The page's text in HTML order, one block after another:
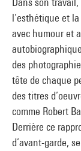
l’esthétique et
avec humour et
des
tête de chaque
des titres
comme Robert
Derrière ce
d’avant-garde,